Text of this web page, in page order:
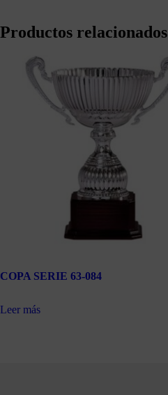
Productos relacionados
COPA SERIE 63-084
Leer más